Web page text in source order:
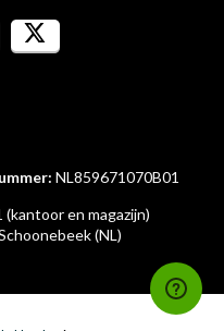
(kantoor en magazijn)
(NL)
NL859671070B01